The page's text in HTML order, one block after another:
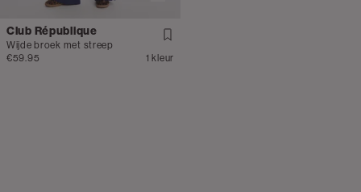
Club République
Wijde broek met streep
€59.95
1 kleur